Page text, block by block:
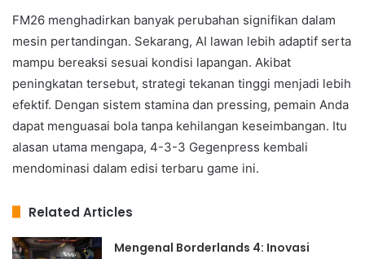
FM26 menghadirkan banyak perubahan signifikan dalam
mesin pertandingan. Sekarang, AI lawan lebih adaptif serta
mampu bereaksi sesuai kondisi lapangan. Akibat
peningkatan tersebut, strategi tekanan tinggi menjadi lebih
efektif. Dengan sistem stamina dan pressing, pemain Anda
dapat menguasai bola tanpa kehilangan keseimbangan. Itu
alasan utama mengapa, 4-3-3 Gegenpress kembali
mendominasi dalam edisi terbaru game ini.
Related Articles
Mengenal Borderlands 4: Inovasi